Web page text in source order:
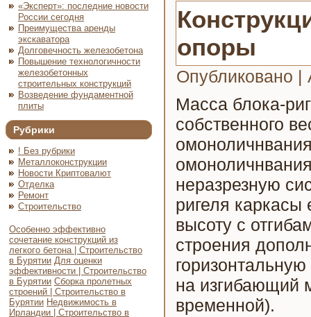
«Эксперт»: последние новости
России сегодня
Преимущества аренды
экскаватора
Долговечность железобетона
Повышение технологичности
железобетонных
строительных конструкций
Возведение фундаментной
плиты
Рубрики
! Без рубрики
Металлоконструкции
Новости Криптовалют
Отделка
Ремонт
Строительство
Особенно эффективно
сочетание конструкций из
легкого бетона | Строительство
в Бурятии Для оценки
эффективности | Строительство
в Бурятии Сборка пролетных
строений | Строительство в
Бурятии Недвижимость в
Ирландии | Строительство в
опоры
Опубликовано |
Масса блока-
собственного
неразрезную
ригеля
высоту с
строения
на изгибающий
временной).